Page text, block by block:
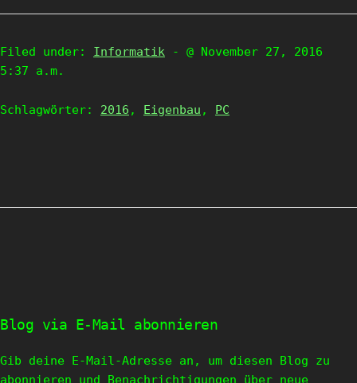
Filed under: Informatik
- @ November 27, 2016
5:37 a.m.
Schlagwörter: 2016 , Eigenbau , PC
Blog via E-Mail abonnieren
Gib deine E-Mail-Adresse an, um diesen Blog zu
abonnieren und Benachrichtigungen über neue